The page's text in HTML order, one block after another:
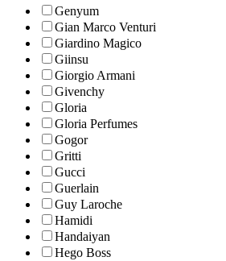
Genyum
Gian Marco Venturi
Giardino Magico
Giinsu
Giorgio Armani
Givenchy
Gloria
Gloria Perfumes
Gogor
Gritti
Gucci
Guerlain
Guy Laroche
Hamidi
Handaiyan
Hego Boss